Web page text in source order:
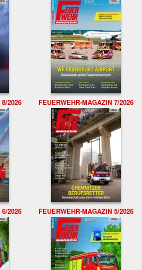
2026 FEUERWEHR-MAGAZIN 7/2026
2026 FEUERWEHR-MAGAZIN 5/2026